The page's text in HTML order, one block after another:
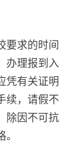
要求的时间
办理报到入
凭有关证明
续，请假不
除因不可抗